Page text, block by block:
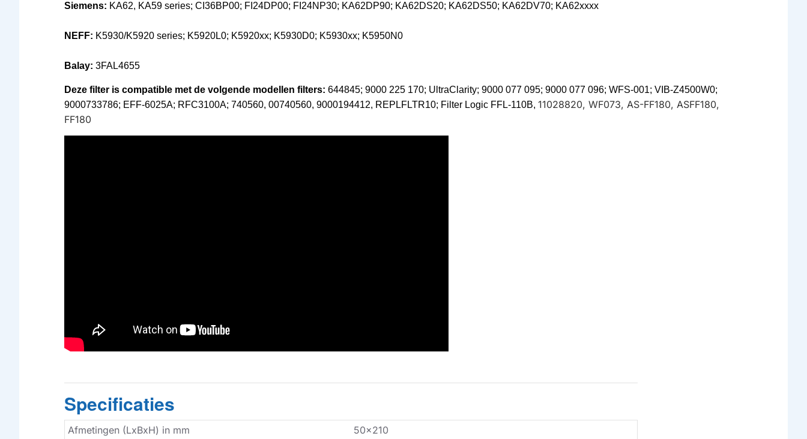
Siemens: KA62, KA59 series; CI36BP00; FI24DP00; FI24NP30; KA62DP90; KA62DS20; KA62DS50; KA62DV70; KA62xxxx
NEFF: K5930/K5920 series; K5920L0; K5920xx; K5930D0; K5930xx; K5950N0
Balay: 3FAL4655
Deze filter is compatible met de volgende modellen filters: 644845; 9000 225 170; UltraClarity; 9000 077 095; 9000 077 096; WFS-001; VIB-Z4500W0;
9000733786; EFF-6025A; RFC3100A; 740560, 00740560, 9000194412, REPLFLTR10; Filter Logic FFL-110B, 11028820, WF073, AS-FF180, ASFF180,
FF180
Specificaties
Afmetingen (LxBxH) in mm
50x210